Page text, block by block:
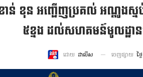
ាន់ ខុន អញ្ជើញប្រគល់ អណ្ដូងស្
៥ខ្នង ដល់សហគមន៍មូលដ្ឋានខ
ដោយ ដាលីស ចេញផ្សាយ ថ្